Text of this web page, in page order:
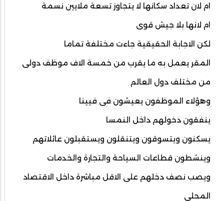
ام لان تعداد سكانها لا يتجاوز تسعة ملايين نسمة
ام لانها بلا جيش قوى
لكن الاجابة الحقيقية جاءت مختلفة تماما
المقر يعمل به ما يقرب من خمسة الاف موظف دولى
من مختلف دول العالم
وهؤلاء الموظفون يعيشون فى فيينا
ينفقون دخولهم داخل النمسا
يسكنون ويتسوقون ويتنقلون ويستقبلون عائلاتهم
وينشطون قطاعات السياحة والتجارة والخدمات
ويصب نصف دخلهم على الاقل مباشرة داخل الاقتصاد
المحلى